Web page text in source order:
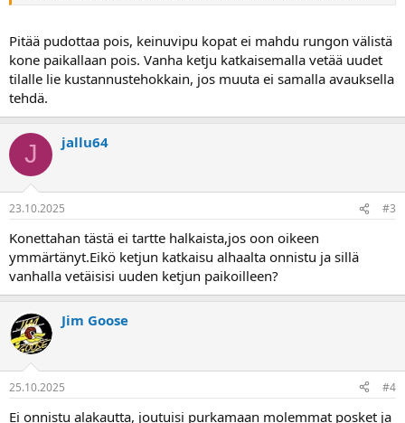
Pitää pudottaa pois, keinuvipu kopat ei mahdu rungon välistä
kone paikallaan pois. Vanha ketju katkaisemalla vetää uudet
tilalle lie kustannustehokkain, jos muuta ei samalla avauksella
tehdä.
J jallu64
23.10.2025 #3
Konettahan tästä ei tartte halkaista,jos oon oikeen
ymmärtänyt.Eikö ketjun katkaisu alhaalta onnistu ja sillä
vanhalla vetäisisi uuden ketjun paikoilleen?
Jim Goose
25.10.2025 #4
Ei onnistu alakautta, joutuisi purkamaan molemmat posket ja